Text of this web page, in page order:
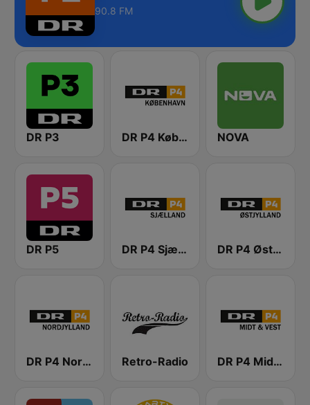
90.8 FM
DR P3 DR P4 København NOVA
DR P5 DR P4 Sjælland DR P4 Østjyllands
DR P4 Nordjylland Retro-Radio DR P4 Midt & Vest